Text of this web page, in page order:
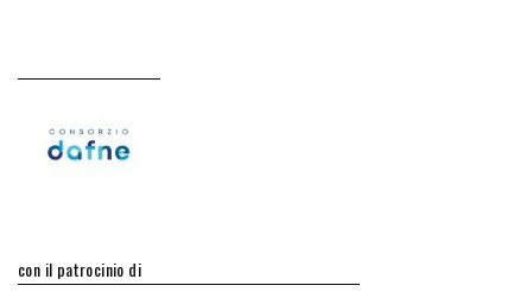
con il patrocinio di